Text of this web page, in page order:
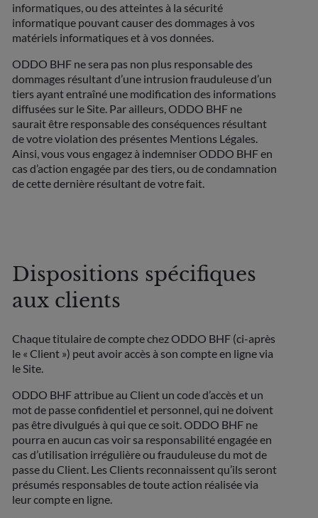
informatiques, ou des atteintes à la sécurité
informatique pouvant causer des dommages à vos
matériels informatiques et à vos données.
ODDO BHF ne sera pas non plus responsable des
dommages résultant d’une intrusion frauduleuse d’un
tiers ayant entraîné une modification des informations
diffusées sur le Site. Par ailleurs, ODDO BHF ne
saurait être responsable des conséquences résultant
de votre violation des présentes Mentions Légales.
Ainsi, vous vous engagez à indemniser ODDO BHF en
cas d’action engagée par des tiers, ou de condamnation
de cette dernière résultant de votre fait.
Dispositions spécifiques
aux clients
Chaque titulaire de compte chez ODDO BHF (ci-après
le « Client ») peut avoir accès à son compte en ligne via
le Site.
ODDO BHF attribue au Client un code d’accès et un
mot de passe confidentiel et personnel, qui ne doivent
pas être divulgués à qui que ce soit. ODDO BHF ne
pourra en aucun cas voir sa responsabilité engagée en
cas d’utilisation irrégulière ou frauduleuse du mot de
passe du Client. Les Clients reconnaissent qu’ils seront
présumés responsables de toute action réalisée via
leur compte en ligne.